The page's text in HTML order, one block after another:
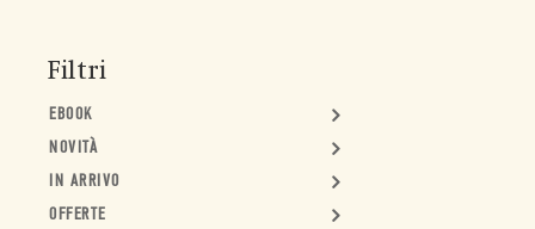
Filtri
EBOOK
NOVITÀ
IN ARRIVO
OFFERTE